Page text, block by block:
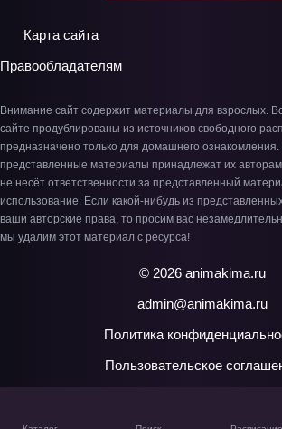
Карта сайта
Правообладателям
Внимание сайт содержит материалы для взрослых.
сайте продублированы из источников свободного
предназначено только для домашнего
представленные материалы принадлежат их
не несёт ответственности за представленный
использование. Если какой-нибудь из
ваши авторские права, то просим вас
мы удалим этот материал с ресурса!
© 2026 animakima.ru
admin@animakima.ru
Политика
Пользовательское